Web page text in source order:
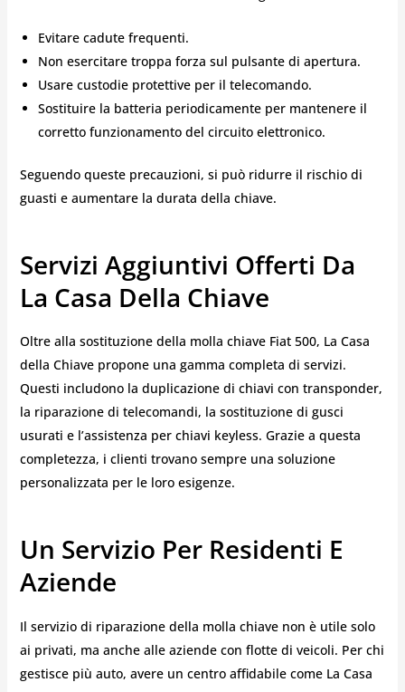
Evitare cadute frequenti.
Non esercitare troppa forza sul pulsante di apertura.
Usare custodie protettive per il telecomando.
Sostituire la batteria periodicamente per mantenere il
corretto funzionamento del circuito elettronico.
Seguendo queste precauzioni, si può ridurre il rischio di
guasti e aumentare la durata della chiave.
Servizi Aggiuntivi Offerti Da
La Casa Della Chiave
Oltre alla sostituzione della molla chiave Fiat 500, La Casa
della Chiave propone una gamma completa di servizi.
Questi includono la duplicazione di chiavi con transponder,
la riparazione di telecomandi, la sostituzione di gusci
usurati e l’assistenza per chiavi keyless. Grazie a questa
completezza, i clienti trovano sempre una soluzione
personalizzata per le loro esigenze.
Un Servizio Per Residenti E
Aziende
Il servizio di riparazione della molla chiave non è utile solo
ai privati, ma anche alle aziende con flotte di veicoli. Per chi
gestisce più auto, avere un centro affidabile come La Casa